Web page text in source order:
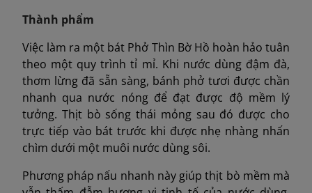
Thành phẩm
Việc làm ra một bát Phở Thìn Bờ Hồ hoàn hảo tuân
theo một quy trình tỉ mỉ. Khi nước dùng đậm đà,
thơm lừng đã sẵn sàng, bánh phở tươi được chần
nhanh qua nước nóng để đạt được độ mềm lý
tưởng. Thịt bò sống thái mỏng sau đó được cho
trực tiếp vào bát trước khi được nhẹ nhàng nhấn
chìm dưới một muôi nước dùng sôi.
Phương pháp nấu nhanh này giúp thịt bò mềm mà